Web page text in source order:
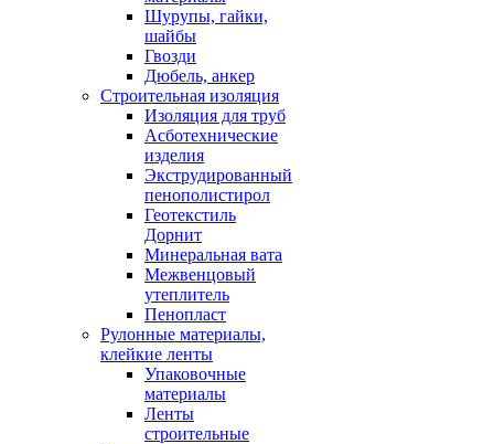
Шурупы, гайки,
шайбы
Гвозди
Дюбель, анкер
Строительная изоляция
Изоляция для труб
Асботехнические
изделия
Экструдированный
пенополистирол
Геотекстиль
Дорнит
Минеральная вата
Межвенцовый
утеплитель
Пенопласт
Рулонные материалы,
клейкие ленты
Упаковочные
материалы
Ленты
строительные